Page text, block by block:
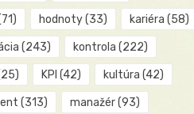
hodnoty(33) kariéra (58)
(243) kontrola (222)
KPI (42) kultúra (42)
(313) manažér(93)